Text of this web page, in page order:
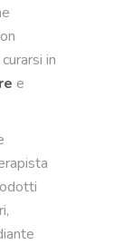
in
e